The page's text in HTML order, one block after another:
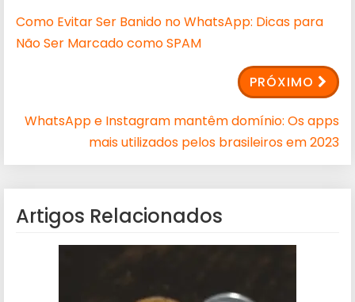
Como Evitar Ser Banido no WhatsApp: Dicas para
Não Ser Marcado como SPAM
PRÓXIMO
WhatsApp e Instagram mantêm domínio: Os apps
mais utilizados pelos brasileiros em 2023
Artigos Relacionados